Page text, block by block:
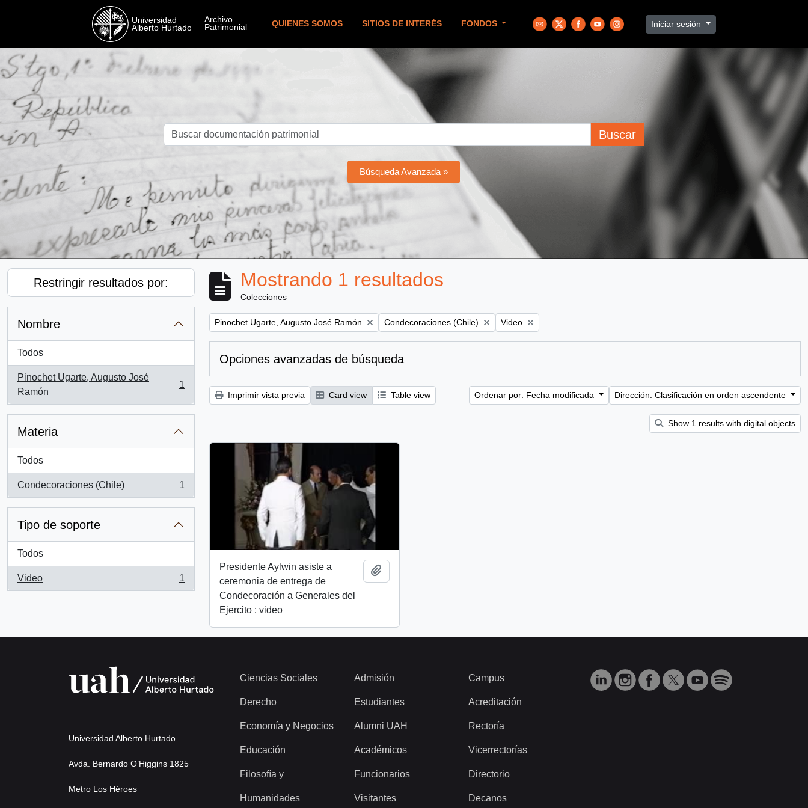
QUIENES SOMOS SITIOS DE INTERÉS FONDOS Iniciar sesión
Buscar
Búsqueda Avanzada »
Restringir resultados por:
Nombre
Todos
Pinochet Ugarte, Augusto José
Ramón
, 1 resultados
1
Materia
Todos
Condecoraciones (Chile)
, 1 resultados
1
Tipo de soporte
Todos
Video
, 1 resultados
1
Mostrando 1 resultados
Colecciones
Remove filter:
Pinochet Ugarte, Augusto José Ramón Remove filter:
Condecoraciones (Chile) Remove filter:
Video
Opciones avanzadas de búsqueda
Imprimir vista previa Card view Table view Ordenar por: Fecha modificada Dirección: Clasificación en orden ascendente
Show 1 results with digital objects
Presidente Aylwin asiste a
ceremonia de entrega de
Condecoración a Generales del
Ejercito : video
Universidad Alberto Hurtado
Avda. Bernardo O’Higgins 1825
Metro Los Héroes
Ciencias Sociales
Derecho
Economía y Negocios
Educación
Filosofía y
Humanidades
Admisión
Estudiantes
Alumni UAH
Académicos
Funcionarios
Visitantes
Campus
Acreditación
Rectoría
Vicerrectorías
Directorio
Decanos